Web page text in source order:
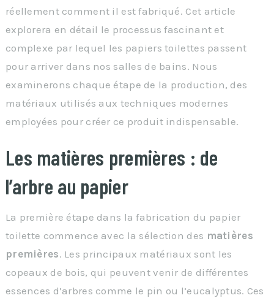
réellement comment il est fabriqué. Cet article
explorera en détail le processus fascinant et
complexe par lequel les papiers toilettes passent
pour arriver dans nos salles de bains. Nous
examinerons chaque étape de la production, des
matériaux utilisés aux techniques modernes
employées pour créer ce produit indispensable.
Les matières premières : de
l’arbre au papier
La première étape dans la fabrication du papier
toilette commence avec la sélection des matières
premières. Les principaux matériaux sont les
copeaux de bois, qui peuvent venir de différentes
essences d’arbres comme le pin ou l’eucalyptus. Ces